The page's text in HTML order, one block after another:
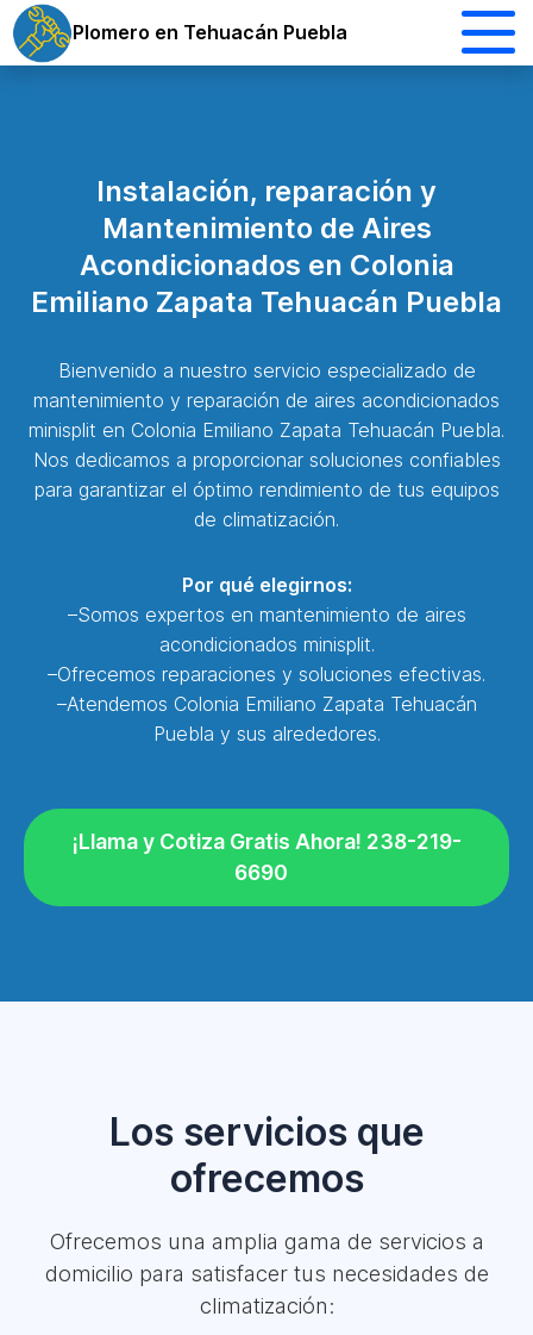
Plomero en Tehuacán Puebla
Instalación, reparación y
Mantenimiento de Aires
Acondicionados en Colonia
Emiliano Zapata Tehuacán Puebla
Bienvenido a nuestro servicio especializado de
mantenimiento y reparación de aires acondicionados
minisplit en Colonia Emiliano Zapata Tehuacán Puebla.
Nos dedicamos a proporcionar soluciones confiables
para garantizar el óptimo rendimiento de tus equipos
de climatización.
Por qué elegirnos:
–Somos expertos en mantenimiento de aires
acondicionados minisplit.
–Ofrecemos reparaciones y soluciones efectivas.
–Atendemos Colonia Emiliano Zapata Tehuacán
Puebla y sus alrededores.
¡Llama y Cotiza Gratis Ahora! 238-219-
6690
Los servicios que
ofrecemos
Ofrecemos una amplia gama de servicios a
domicilio para satisfacer tus necesidades de
climatización: